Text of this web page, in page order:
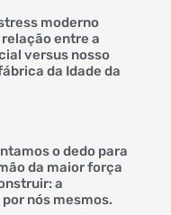
moderno
entre a
versus nosso
da Idade da
o dedo para
da maior força
a
nós mesmos.